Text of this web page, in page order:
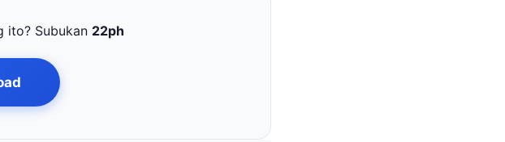
ito? Subukan 22ph